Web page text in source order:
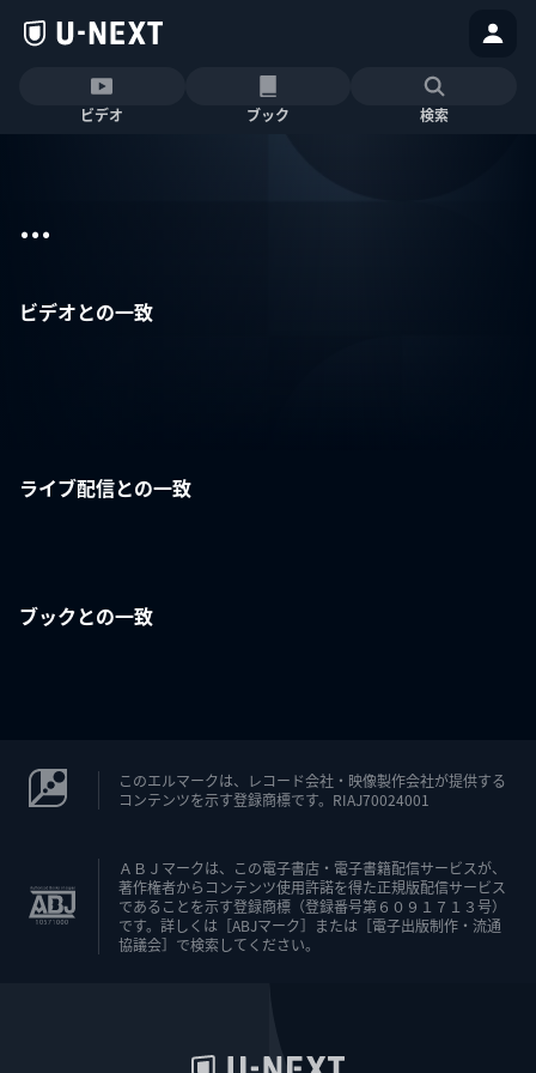
ビデオ ブック 検索
...
ビデオとの一致
ライブ配信との一致
ブックとの一致
このエルマークは、レコード会社・映像製作会社が提供する
コンテンツを示す登録商標です。RIAJ70024001
ＡＢＪマークは、この電子書店・電子書籍配信サービスが、
著作権者からコンテンツ使用許諾を得た正規版配信サービス
であることを示す登録商標（登録番号第６０９１７１３号）
です。詳しくは［ABJマーク］または［電子出版制作・流通
協議会］で検索してください。